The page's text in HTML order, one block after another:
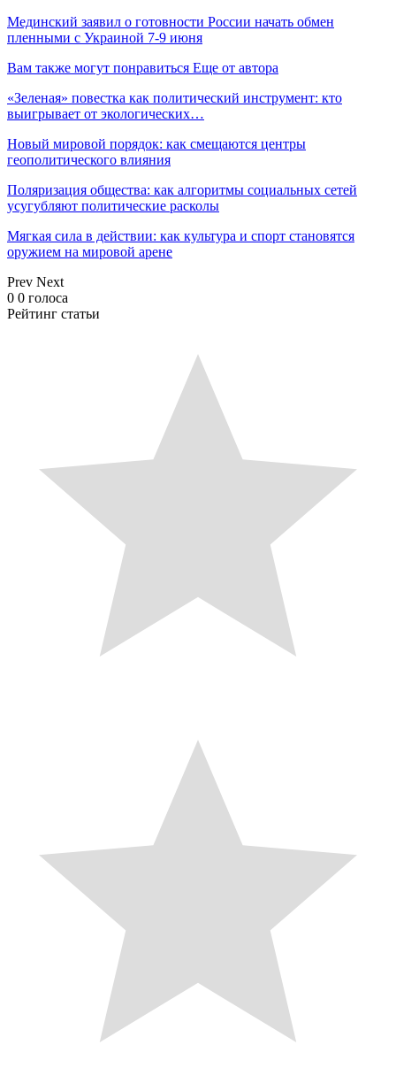
Мединский заявил о готовности России начать обмен
пленными с Украиной 7-9 июня
Вам также могут понравиться Еще от автора
«Зеленая» повестка как политический инструмент: кто
выигрывает от экологических…
Новый мировой порядок: как смещаются центры
геополитического влияния
Поляризация общества: как алгоритмы социальных сетей
усугубляют политические расколы
Мягкая сила в действии: как культура и спорт становятся
оружием на мировой арене
Prev Next
0 0 голоса
Рейтинг статьи